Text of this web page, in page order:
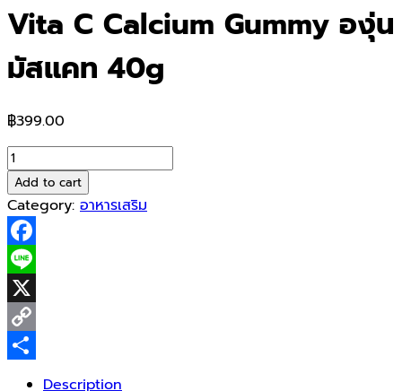
Vita C Calcium Gummy องุ่น
มัสแคท 40g
฿399.00
Vita
C
Calcium
Gummy
องุ่น
มัส
แคท
40g
quantity
Add to cart
Category: อาหารเสริม
Facebook
Line
X
Copy
ShareDescription